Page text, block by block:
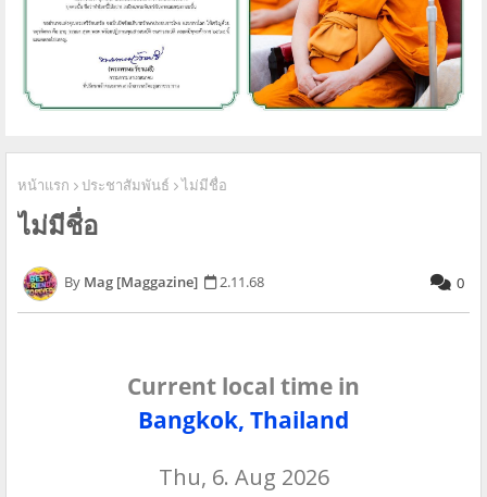
หน้าแรก ประชาสัมพันธ์ ไม่มีชื่อ
ไม่มีชื่อ
Mag [Maggazine] 2.11.68 0
Current local time in
Bangkok, Thailand